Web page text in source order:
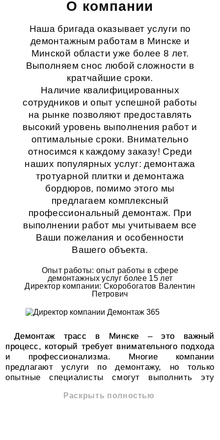
О компании
Наша бригада оказывает услуги по
демонтажным работам в Минске и
Минской области уже более 8 лет.
Выполняем снос любой сложности в
кратчайшие сроки.
Наличие квалифицированных
сотрудников и опыт успешной работы
на рынке позволяют предоставлять
высокий уровень выполнения работ и
оптимальные сроки. Внимательно
относимся к каждому заказу! Среди
наших популярных услуг:демонтажа
тротуарной плитки идемонтажа
бордюров, помимо этого мы
предлагаем комплексный
профессиональный демонтаж. При
выполнении работ мы учитываем все
Ваши пожелания и особенности
Вашего объекта.
Опыт работы: опыт работы в сфере
демонтажных услуг более 15 лет
Директор компании: Скоробогатов Валентин
Петрович
Демонтаж трасс в Минске – это важный
процесс, который требует внимательного подхода
и профессионализма. Многие компании
предлагают услуги по демонтажу, но только
опытные специалисты смогут выполнить эту
При выборе компании для демонтажа трасс в
Раскрыть полностью